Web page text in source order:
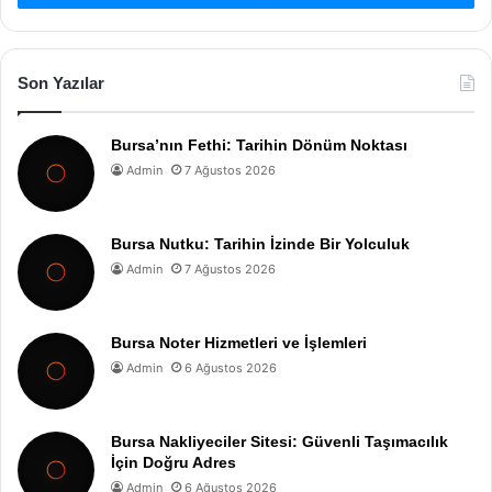
Son Yazılar
Bursa’nın Fethi: Tarihin Dönüm Noktası
Admin 7 Ağustos 2026
Bursa Nutku: Tarihin İzinde Bir Yolculuk
Admin 7 Ağustos 2026
Bursa Noter Hizmetleri ve İşlemleri
Admin 6 Ağustos 2026
Bursa Nakliyeciler Sitesi: Güvenli Taşımacılık
İçin Doğru Adres
Admin 6 Ağustos 2026